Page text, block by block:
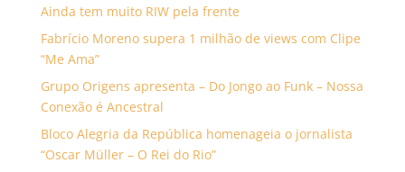
Ainda tem muito RIW pela frente
Fabrício Moreno supera 1 milhão de views com Clipe
“Me Ama”
Grupo Origens apresenta – Do Jongo ao Funk – Nossa
Conexão é Ancestral
Bloco Alegria da República homenageia o jornalista
“Oscar Müller – O Rei do Rio”